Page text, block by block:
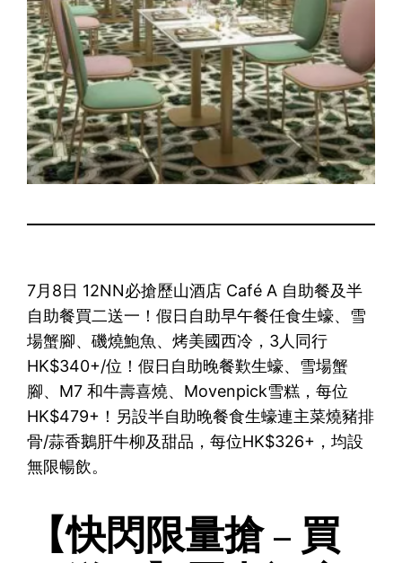
7月8日 12NN必搶歷山酒店 Café A 自助餐及半
自助餐買二送一！假日自助早午餐任食生蠔、雪
場蟹腳、磯燒鮑魚、烤美國西冷，3人同行
HK$340+/位！假日自助晚餐歎生蠔、雪場蟹
腳、M7 和牛壽喜燒、Movenpick雪糕，每位
HK$479+！另設半自助晚餐食生蠔連主菜燒豬排
骨/蒜香鵝肝牛柳及甜品，每位HK$326+，均設
無限暢飲。
【快閃限量搶 – 買